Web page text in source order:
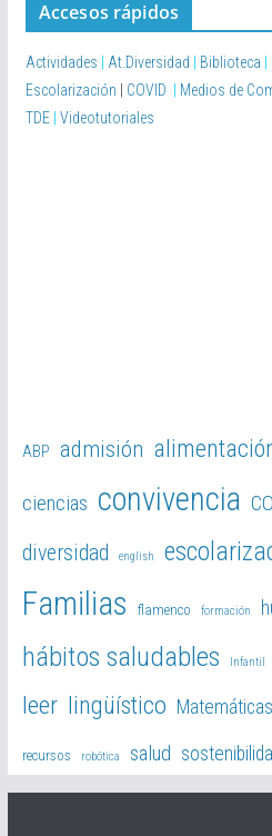
Accesos rápidos
Actividades At.Diversidad Biblioteca
Escolarización
COVID Medios de
TDE Videotutoriales
ABP admisión
ciencias convivencia
diversidad english
Familias flamenco formación
hábitos saludables Infantil
leer lingüístico Matemáticas
recursos robótica salud